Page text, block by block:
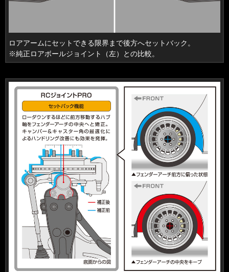
​ロアアームにセットできる限界まで後方へセットバック。
※純正ロアボールジョイント（左）との比較。